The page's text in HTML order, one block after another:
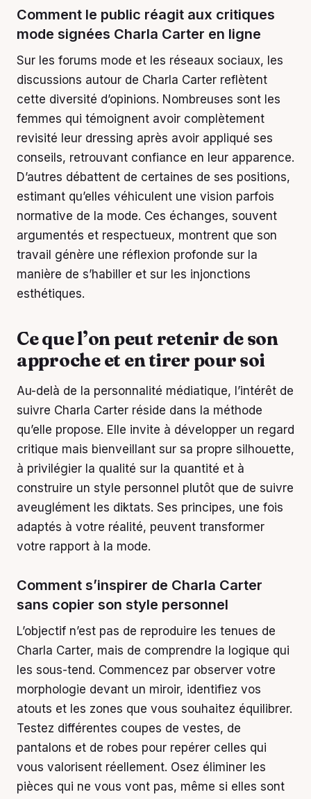
Comment le public réagit aux critiques
mode signées Charla Carter en ligne
Sur les forums mode et les réseaux sociaux, les
discussions autour de Charla Carter reflètent
cette diversité d’opinions. Nombreuses sont les
femmes qui témoignent avoir complètement
revisité leur dressing après avoir appliqué ses
conseils, retrouvant confiance en leur apparence.
D’autres débattent de certaines de ses positions,
estimant qu’elles véhiculent une vision parfois
normative de la mode. Ces échanges, souvent
argumentés et respectueux, montrent que son
travail génère une réflexion profonde sur la
manière de s’habiller et sur les injonctions
esthétiques.
Ce que l’on peut retenir de son
approche et en tirer pour soi
Au-delà de la personnalité médiatique, l’intérêt de
suivre Charla Carter réside dans la méthode
qu’elle propose. Elle invite à développer un regard
critique mais bienveillant sur sa propre silhouette,
à privilégier la qualité sur la quantité et à
construire un style personnel plutôt que de suivre
aveuglément les diktats. Ses principes, une fois
adaptés à votre réalité, peuvent transformer
votre rapport à la mode.
Comment s’inspirer de Charla Carter
sans copier son style personnel
L’objectif n’est pas de reproduire les tenues de
Charla Carter, mais de comprendre la logique qui
les sous-tend. Commencez par observer votre
morphologie devant un miroir, identifiez vos
atouts et les zones que vous souhaitez équilibrer.
Testez différentes coupes de vestes, de
pantalons et de robes pour repérer celles qui
vous valorisent réellement. Osez éliminer les
pièces qui ne vous vont pas, même si elles sont